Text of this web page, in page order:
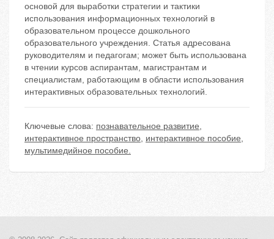
основой для выработки стратегии и тактики
использования информационных технологий в
образовательном процессе дошкольного
образовательного учреждения. Статья адресована
руководителям и педагогам; может быть использована
в чтении курсов аспирантам, магистрантам и
специалистам, работающим в области использования
интерактивных образовательных технологий.
Ключевые слова: познавательное развитие,
интерактивное пространство, интерактивное пособие,
мультимедийное пособие.